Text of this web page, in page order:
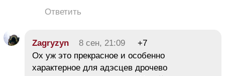
Ответить
Zagryzyn 8 сен, 21:09
+7
Ох уж это прекрасное и особенно
характерное для адэсцев дрочево